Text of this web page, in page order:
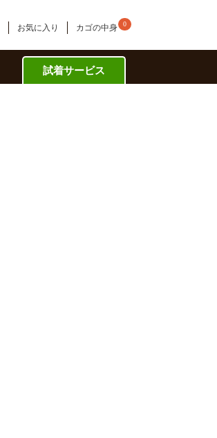
お気に入り カゴの中身 0
試着サービス